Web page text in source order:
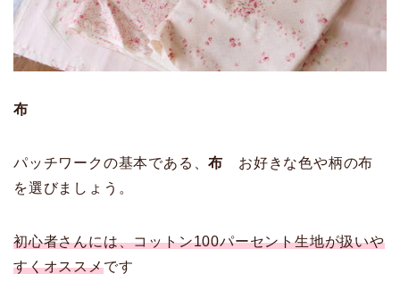
布
パッチワークの基本である、布 お好きな色や柄の布
を選びましょう。
初心者さんには、コットン100パーセント生地が扱いや
すくオススメです